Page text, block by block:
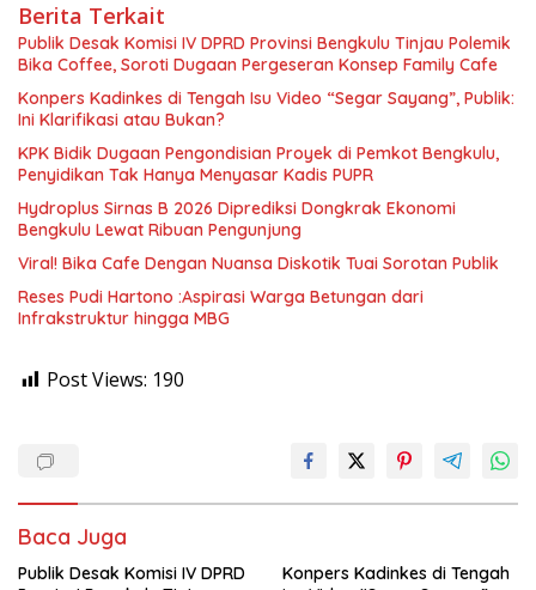
Berita Terkait
Publik Desak Komisi IV DPRD Provinsi Bengkulu Tinjau Polemik
Bika Coffee, Soroti Dugaan Pergeseran Konsep Family Cafe
Konpers Kadinkes di Tengah Isu Video “Segar Sayang”, Publik:
Ini Klarifikasi atau Bukan?
KPK Bidik Dugaan Pengondisian Proyek di Pemkot Bengkulu,
Penyidikan Tak Hanya Menyasar Kadis PUPR
Hydroplus Sirnas B 2026 Diprediksi Dongkrak Ekonomi
Bengkulu Lewat Ribuan Pengunjung
Viral! Bika Cafe Dengan Nuansa Diskotik Tuai Sorotan Publik
Reses Pudi Hartono :Aspirasi Warga Betungan dari
Infrakstruktur hingga MBG
Post Views: 190
Baca Juga
Publik Desak Komisi IV DPRD
Konpers Kadinkes di Tengah